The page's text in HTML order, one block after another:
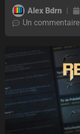
Alex Bdrn
Un commentaire